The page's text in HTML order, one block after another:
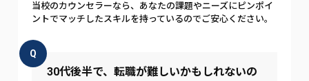
当校のカウンセラーなら、あなたの課題やニーズにピンポイ
ントでマッチしたスキルを持っているのでご安心ください。
Q
30代後半で、転職が難しいかもしれないの